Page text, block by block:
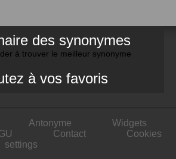
des synonymes
à trouver le meilleur synonyme
à vos favoris
Antonyme
Widgets
Contact
Cookies
settings